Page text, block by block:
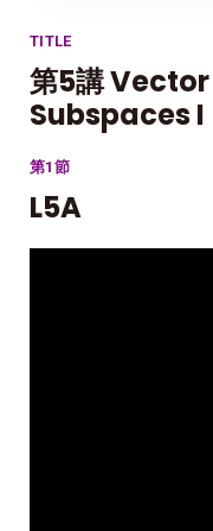
TITLE
第5講
Subspaces I
第1節
L5A